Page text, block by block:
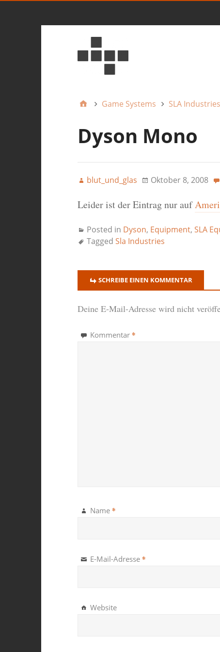
Game Systems SLA Industries
Dyson Mono
blut_und_glas Oktober 8, 2008
Leider ist der Eintrag nur auf
Posted in Dyson, Equipment, SLA
Tagged Sla Industries
SCHREIBE EINEN KOMMENTAR
Deine E-Mail-Adresse wird nicht
Kommentar *
Name *
E-Mail-Adresse *
Website